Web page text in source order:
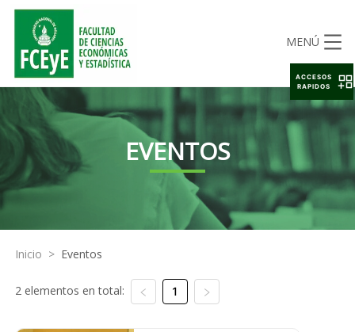
MENÚ
EVENTOS
Inicio > Eventos
2 elementos en total: 1
ACCESOS
RAPIDOS